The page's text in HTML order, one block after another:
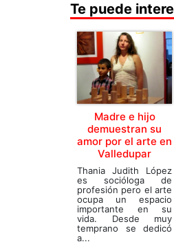
Te puede
Madre e hijo
demuestran su
amor por el arte en
Valledupar
Thania Judith López
es socióloga de
profesión pero el arte
ocupa un espacio
importante en su
vida. Desde muy
temprano se dedicó
a...